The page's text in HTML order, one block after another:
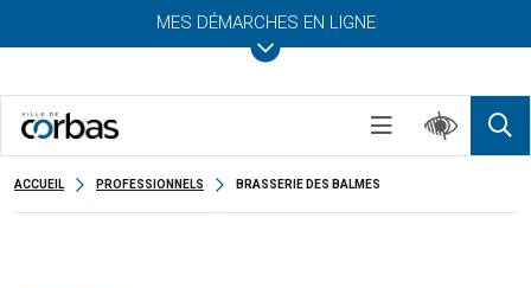
MES DÉMARCHES EN LIGNE
ACCUEIL PROFESSIONNELS BRASSERIE DES BALMES